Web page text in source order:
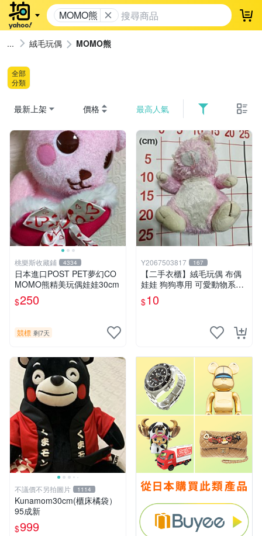
MOMO熊 登
絨毛玩偶 MOMO熊
全部
分類
最新上架 價格 最高人氣
桃樂斯收藏鋪 4334
日本進口POST PET夢幻CO
MOMO熊精美玩偶娃娃30cm
$250
競標 剩7天
Y2067503817 167
【二手衣櫃】絨毛玩偶 布偶
娃娃 狗狗專用 可愛動物系列
耐咬耐磨玩具 玩偶 粉紅熊寵
物玩具 1120929
$10
不議價不另拍圖片 1114
Kunamom30cm(櫃床橘袋）
95成新
$999